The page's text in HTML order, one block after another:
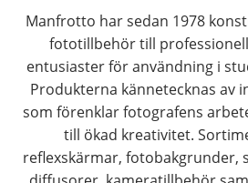
Manfrotto har sedan 1978
fototillbehör till
entusiaster för användning i
Produkterna kännetecknas av
som förenklar fotografens
till ökad kreativitet.
reflexskärmar, fotobakgrunder,